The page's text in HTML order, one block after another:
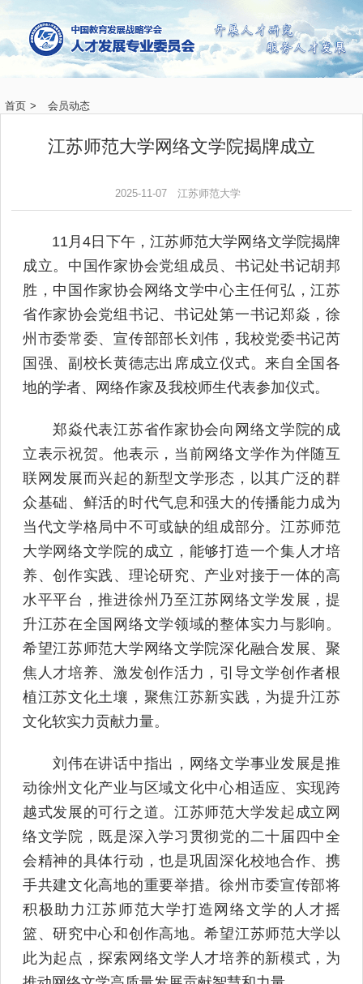
首页 > 会员动态
江苏师范大学网络文学院揭牌成立
2025-11-07 江苏师范大学
11月4日下午，江苏师范大学网络文学院揭牌
成立。中国作家协会党组成员、书记处书记胡邦
胜，中国作家协会网络文学中心主任何弘，江苏
省作家协会党组书记、书记处第一书记郑焱，徐
州市委常委、宣传部部长刘伟，我校党委书记芮
国强、副校长黄德志出席成立仪式。来自全国各
地的学者、网络作家及我校师生代表参加仪式。
郑焱代表江苏省作家协会向网络文学院的成
立表示祝贺。他表示，当前网络文学作为伴随互
联网发展而兴起的新型文学形态，以其广泛的群
众基础、鲜活的时代气息和强大的传播能力成为
当代文学格局中不可或缺的组成部分。江苏师范
大学网络文学院的成立，能够打造一个集人才培
养、创作实践、理论研究、产业对接于一体的高
水平平台，推进徐州乃至江苏网络文学发展，提
升江苏在全国网络文学领域的整体实力与影响。
希望江苏师范大学网络文学院深化融合发展、聚
焦人才培养、激发创作活力，引导文学创作者根
植江苏文化土壤，聚焦江苏新实践，为提升江苏
文化软实力贡献力量。
刘伟在讲话中指出，网络文学事业发展是推
动徐州文化产业与区域文化中心相适应、实现跨
越式发展的可行之道。江苏师范大学发起成立网
络文学院，既是深入学习贯彻党的二十届四中全
会精神的具体行动，也是巩固深化校地合作、携
手共建文化高地的重要举措。徐州市委宣传部将
积极助力江苏师范大学打造网络文学的人才摇
篮、研究中心和创作高地。希望江苏师范大学以
此为起点，探索网络文学人才培养的新模式，为